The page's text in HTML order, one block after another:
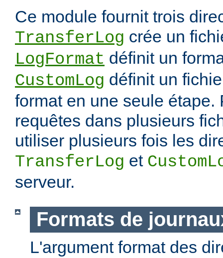
Ce module fournit trois
TransferLog crée un
LogFormat définit un
CustomLog définit un
format en une seule étape.
requêtes dans plusieurs
utiliser plusieurs fois les
TransferLog et
serveur.
Formats de
L'argument format des